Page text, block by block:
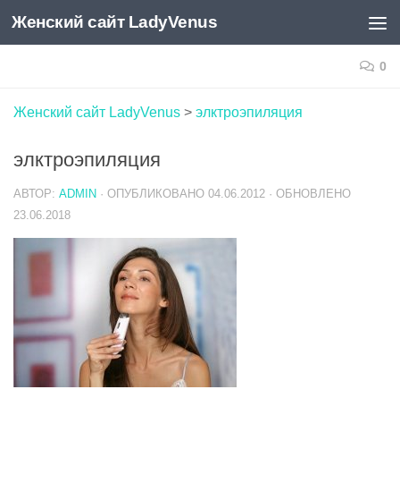
Skip to content
Женский сайт LadyVenus
0
Женский сайт LadyVenus > элктроэпиляция
элктроэпиляция
АВТОР: ADMIN · ОПУБЛИКОВАНО 04.06.2012 · ОБНОВЛЕНО
23.06.2018